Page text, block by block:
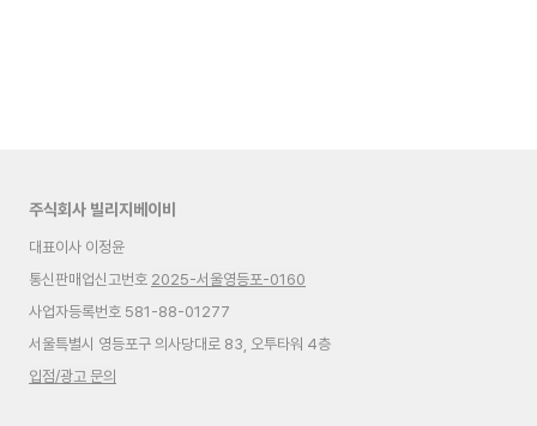
주식회사 빌리지베이비
대표이사 이정윤
통신판매업신고번호 2025-서울영등포-0160
사업자등록번호 581-88-01277
서울특별시 영등포구 의사당대로 83, 오투타워 4층
입점/광고 문의